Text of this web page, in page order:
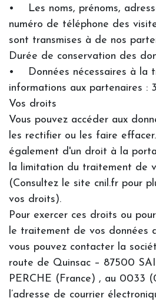
• Les noms, prénoms,
numéro de téléphone des
sont transmises à de nos
Durée de conservation des
• Données nécessaires à la
informations aux partenaires :
Vos droits
Vous pouvez accéder aux
les rectifier ou les faire
également d'un droit à la
la limitation du traitement de
(Consultez le site cnil.fr pour
vos droits).
Pour exercer ces droits ou
le traitement de vos données
vous pouvez contacter la
route de Quinsac – 87500
PERCHE (France) , au 0033
l’adresse de courrier